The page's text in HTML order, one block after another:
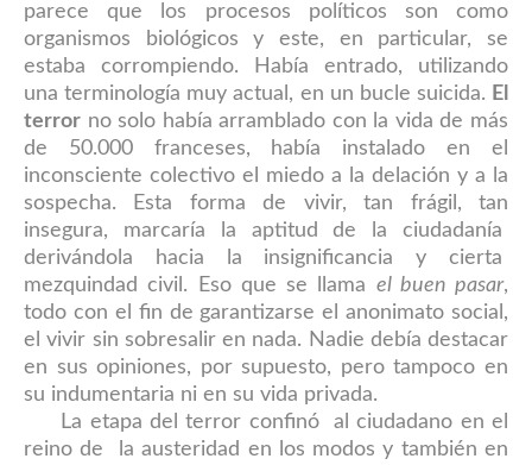
parece que los procesos políticos son como
organismos biológicos y este, en particular, se
estaba corrompiendo. Había entrado, utilizando
una terminología muy actual, en un bucle suicida. El
terror no solo había arramblado con la vida de más
de 50.000 franceses, había instalado en el
inconsciente colectivo el miedo a la delación y a la
sospecha. Esta forma de vivir, tan frágil, tan
insegura, marcaría la aptitud de la ciudadanía
derivándola hacia la insignificancia y cierta
mezquindad civil. Eso que se llama el buen pasar,
todo con el fin de garantizarse el anonimato social,
el vivir sin sobresalir en nada. Nadie debía destacar
en sus opiniones, por supuesto, pero tampoco en
su indumentaria ni en su vida privada.
La etapa del terror confinó al ciudadano en el
reino de la austeridad en los modos y también en